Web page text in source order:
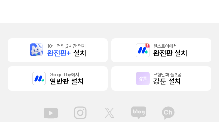
10배 적립, 2시간 먼저
완전판+ 설치
원스토어에서
완전판 설치
Google Play에서
일반판 설치
무협만화 플랫폼
강툰 설치